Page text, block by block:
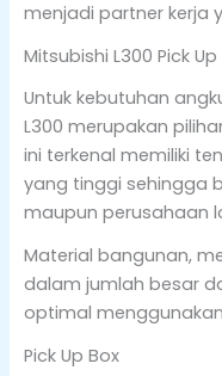
menjadi partner kerja
Mitsubishi L300 Pick Up
Untuk kebutuhan
L300 merupakan
ini terkenal memiliki
yang tinggi sehingga
maupun perusahaan
Material bangunan,
dalam jumlah besar
optimal
Pick Up Box